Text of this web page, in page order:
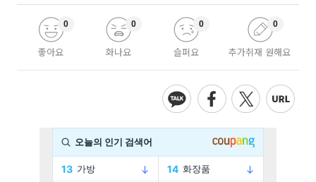
좋아요
0
화나요
0
슬퍼요
0
추가취재 원해요
0